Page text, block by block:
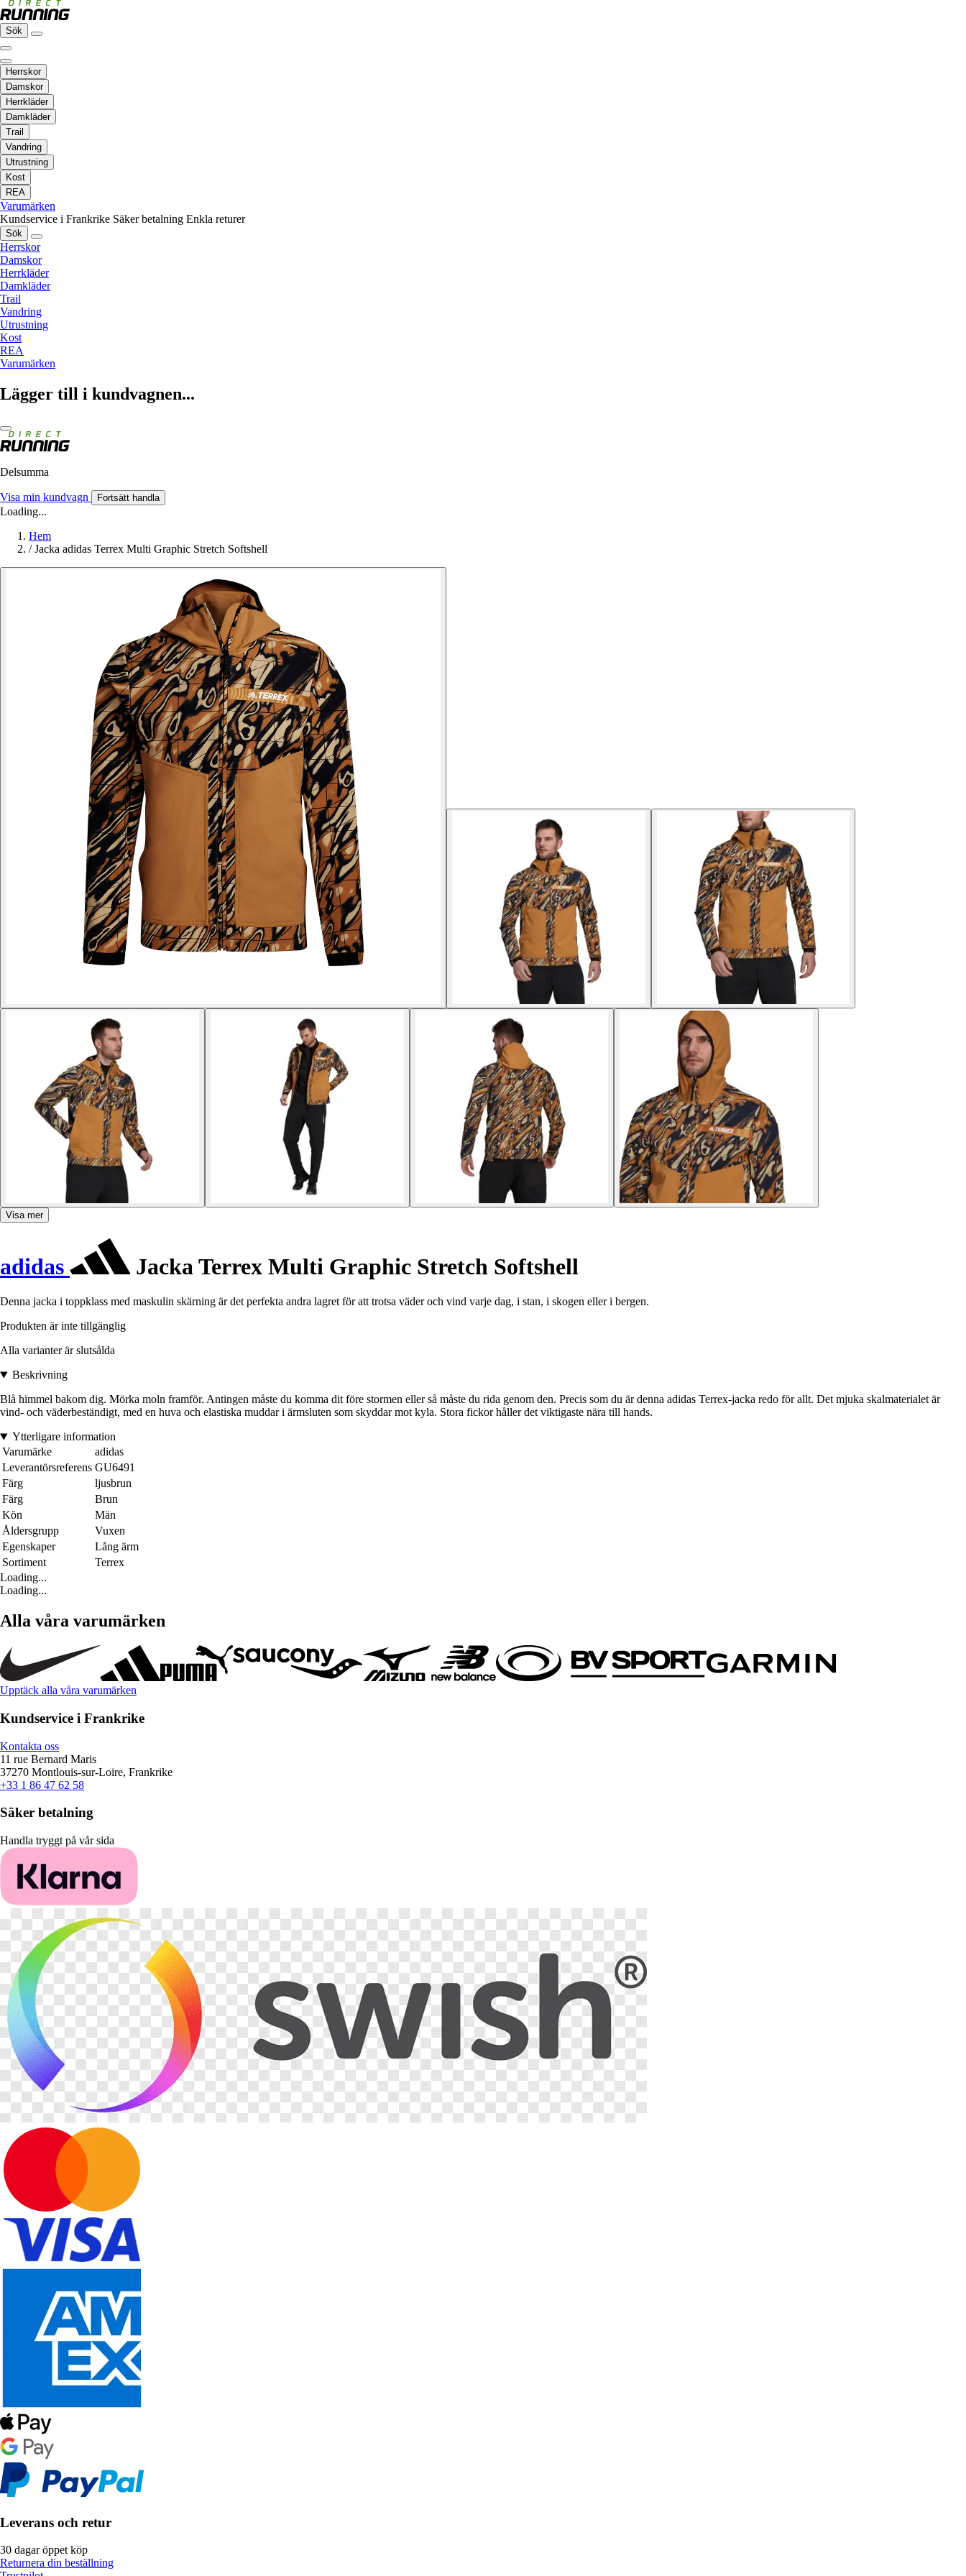
Sök
Herrskor
Damskor
Herrkläder
Damkläder
Trail
Vandring
Utrustning
Kost
REA
Varumärken
Kundservice i Frankrike Säker betalning Enkla returer
Sök
Herrskor
Damskor
Herrkläder
Damkläder
Trail
Vandring
Utrustning
Kost
REA
Varumärken
Lägger till i kundvagnen...
Delsumma
Visa min kundvagn Fortsätt handla
Loading...
Hem
/ Jacka adidas Terrex Multi Graphic Stretch Softshell
Visa mer
adidas Jacka Terrex Multi Graphic Stretch Softshell
Denna jacka i toppklass med maskulin skärning är det perfekta andra lagret för att trotsa väder och vind varje dag, i stan, i skogen eller i bergen.
Produkten är inte tillgänglig
Alla varianter är slutsålda
Beskrivning
Blå himmel bakom dig. Mörka moln framför. Antingen måste du komma dit före stormen eller så måste du rida genom den. Precis som du är denna adidas Terrex-jacka redo för allt. Det mjuka skalmaterialet är
vind- och väderbeständigt, med en huva och elastiska muddar i ärmsluten som skyddar mot kyla. Stora fickor håller det viktigaste nära till hands.
Ytterligare information
Varumärke
adidas
Leverantörsreferens GU6491
Färg
ljusbrun
Färg
Brun
Kön
Män
Åldersgrupp
Vuxen
Egenskaper
Lång ärm
Sortiment
Terrex
Loading...
Loading...
Alla våra varumärken
Upptäck alla våra varumärken
Kundservice i Frankrike
Kontakta oss
11 rue Bernard Maris
37270 Montlouis-sur-Loire, Frankrike
+33 1 86 47 62 58
Säker betalning
Handla tryggt på vår sida
Leverans och retur
30 dagar öppet köp
Returnera din beställning